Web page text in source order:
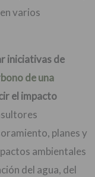
varios
iniciativas de
de una
el impacto
planes y
ambientales
del agua, del